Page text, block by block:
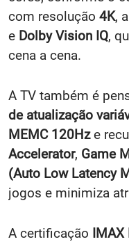
com resolução 4K,
e Dolby Vision IQ,
cena a cena.
A TV também é
de atualização
MEMC 120Hze
Accelerator, Game
(Auto Low Latency
jogos e minimiza
A certificação IMAX